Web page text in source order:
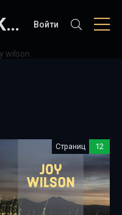
ONLINE-KNIZKI.COM Войти
wilson
Страниц 12